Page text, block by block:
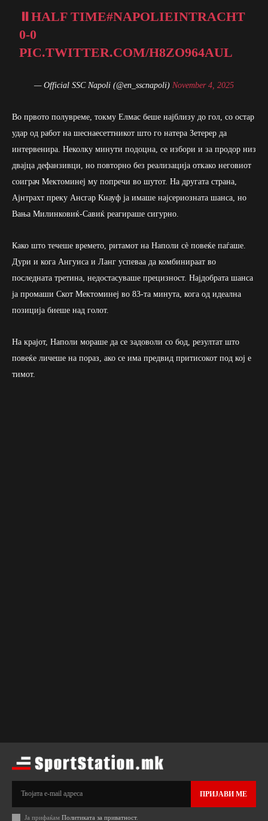
⏸️HALF TIME#NAPOLIEINTRACHT
0-0
PIC.TWITTER.COM/H8ZO964AUL
— Official SSC Napoli (@en_sscnapoli) November 4, 2025
Во првото полувреме, токму Елмас беше најблизу до гол, со остар
удар од работ на шеснаесеттникот што го натера Зетерер да
интервенира. Неколку минути подоцна, се избори и за продор низ
двајца дефанзивци, но повторно без реализација откако неговиот
соиграч Мектоминеј му попречи во шутот. На другата страна,
Ајнтрахт преку Ансгар Кнауф ја имаше најсериозната шанса, но
Вања Милинковиќ-Савиќ реагираше сигурно.
Како што течеше времето, ритамот на Наполи сè повеќе паѓаше.
Дури и кога Ангуиса и Ланг успеваа да комбинираат во
последната третина, недостасуваше прецизност. Најдобрата шанса
ја промаши Скот Мектоминеј во 83-та минута, кога од идеална
позиција биеше над голот.
На крајот, Наполи мораше да се задоволи со бод, резултат што
повеќе личеше на пораз, ако се има предвид притисокот под кој е
тимот.
ПРИЈАВИ МЕ
Ја прифаќам Политиката за приватност.